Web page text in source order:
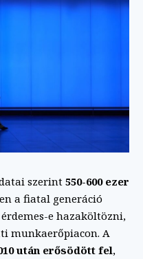
szerint 550-600 ezer
a fiatal generáció
e hazaköltözni,
munkaerőpiacon. A
után erősödött fel,